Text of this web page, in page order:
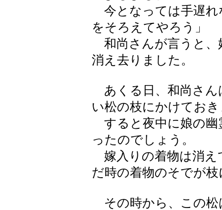
今となっては手遅れ
をそろえてやろう」
和尚さんが言うと、
消え去りました。
あくる日、和尚さん
い松の枝にかけてお
すると夜中に娘の幽
ったのでしょう。
嫁入りの着物は消え
だ時の着物のそでが
その時から、この松